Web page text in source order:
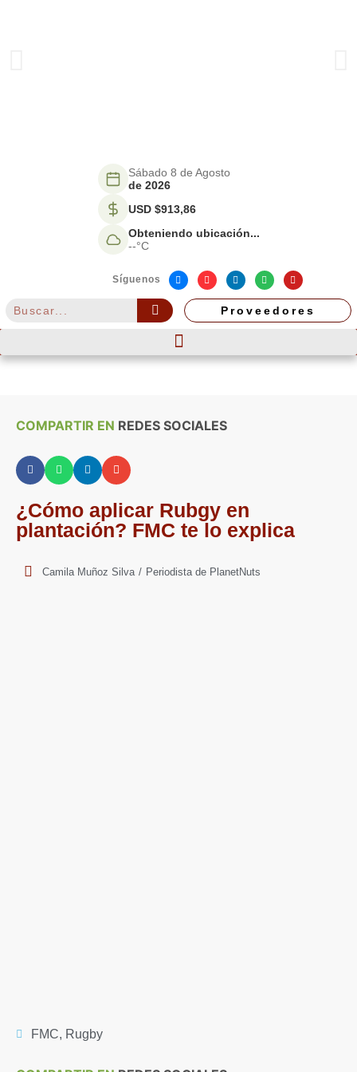
Sábado 8 de Agosto
de 2026
USD $913,86
Obteniendo ubicación...
--°C
Síguenos
Proveedores
COMPARTIR EN REDES SOCIALES
¿Cómo aplicar Rubgy en
plantación? FMC te lo explica
Camila Muñoz Silva / Periodista de PlanetNuts
FMC, Rugby